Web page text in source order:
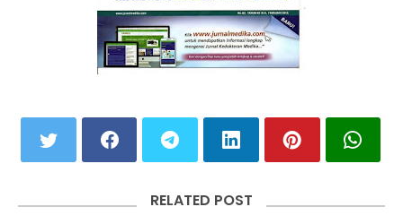
RELATED POST